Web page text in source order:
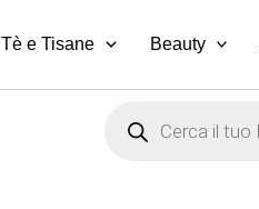
Tè e Tisane Beauty
search